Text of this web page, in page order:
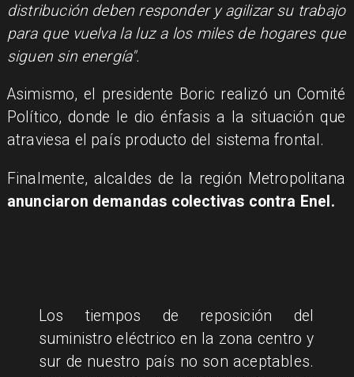
distribución deben responder y agilizar su trabajo
para que vuelva la luz a los miles de hogares que
siguen sin energía".
Asimismo, el presidente Boric realizó un Comité
Político, donde le dio énfasis a la situación que
atraviesa el país producto del sistema frontal.
Finalmente, alcaldes de la región Metropolitana
anunciaron demandas colectivas contra Enel.
Los tiempos de reposición del
suministro eléctrico en la zona centro y
sur de nuestro país no son aceptables.